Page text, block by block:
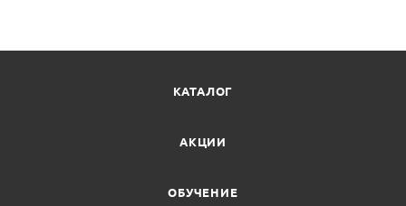
КАТАЛОГ
АКЦИИ
ОБУЧЕНИЕ